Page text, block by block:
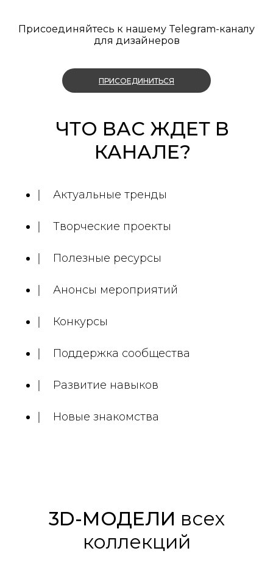
ЧТО ВАС ЖДЕТ В
КАНАЛЕ?
Актуальные тренды
Творческие проекты
Полезные ресурсы
Анонсы мероприятий
Конкурсы
Поддержка сообщества
Развитие навыков
Новые знакомства
Присоединяйтесь к нашему Telegram-каналу
для дизайнеров
ПРИСОЕДИНИТЬСЯ
3D-МОДЕЛИ всех
коллекций